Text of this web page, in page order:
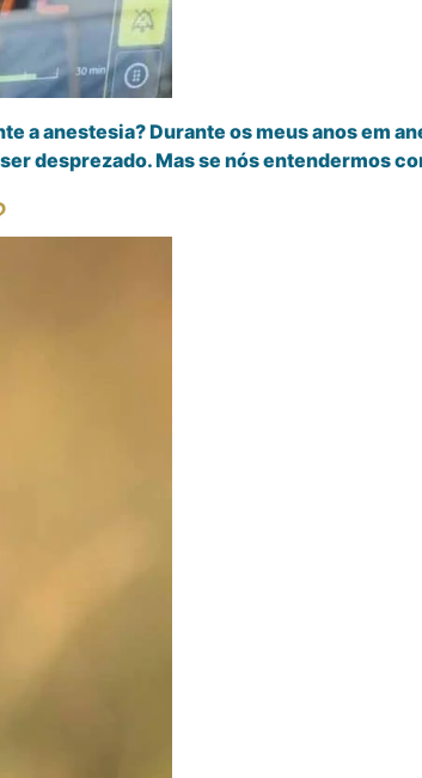
a anestesia? Durante os meus anos em
desprezado. Mas se nós entendermos